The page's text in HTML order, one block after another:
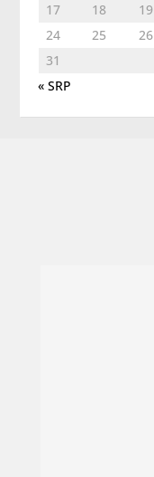
17
18 19
24
25 26
31
« SRP